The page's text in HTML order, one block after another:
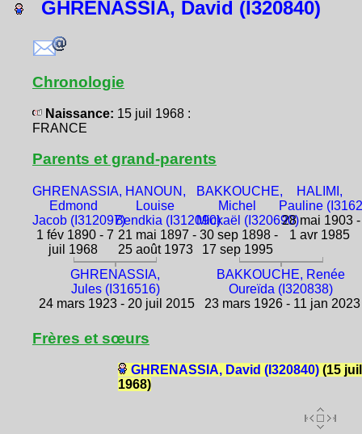
GHRENASSIA, David (I320840)
Chronologie
Naissance: 15 juil 1968 :
FRANCE
Parents et grand-parents
GHRENASSIA,
Edmond
Jacob (I312097)
1 fév 1890 - 7
juil 1968
HANOUN,
Louise
Bendkia (I312090)
21 mai 1897 -
25 août 1973
BAKKOUCHE,
Michel
Mickaël (I320690)
30 sep 1898 -
17 sep 1995
HALIMI,
Pauline
28 mai 1903 -
1 avr 1985
GHRENASSIA,
Jules (I316516)
24 mars 1923 - 20 juil 2015
BAKKOUCHE, Renée
Oureïda (I320838)
23 mars 1926 - 11 jan 2023
Frères et sœurs
GHRENASSIA, David (I320840)(15 juil
1968)